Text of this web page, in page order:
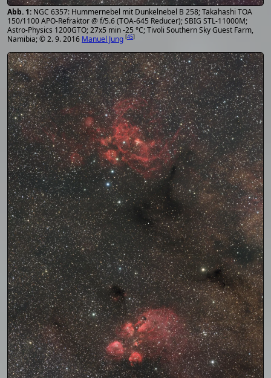
NGC 6357: Hummernebel mit Dunkelnebel B 258; Takahashi TOA
150/1100 APO-Refraktor @ f/5.6 (TOA-645 Reducer); SBIG STL-11000M;
Astro-Physics 1200GTO; 27x5 min -25 °C; Tivoli Southern Sky Guest Farm,
Namibia; © 2. 9. 2016 Manuel Jung [45]